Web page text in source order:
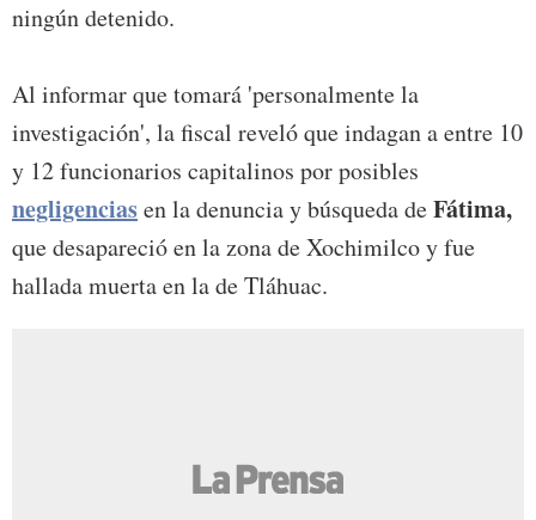
ningún detenido.
Al informar que tomará 'personalmente la
investigación', la fiscal reveló que indagan a entre 10
y 12 funcionarios capitalinos por posibles
negligenciasen la denuncia y búsqueda deFátima,
que desapareció en la zona de Xochimilco y fue
hallada muerta en la de Tláhuac.